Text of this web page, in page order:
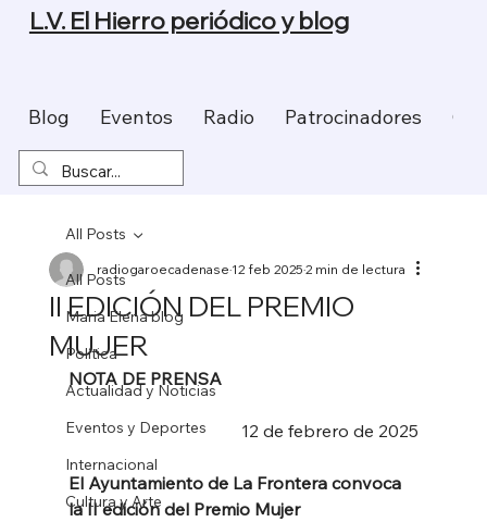
Blog Eventos Radio Patrocinadores
L.V. El Hierro periódico y blog
All Posts
Maria Elena blog
Política
Actualidad y Noticias
Eventos y Deportes
Internacional
Cultura y Arte
All Posts
II EDICIÓN DEL PREMIO
MUJER
radiogaroecadenase12 feb 20252 min de lectura
NOTA DE PRENSA
12 de febrero de 2025
El Ayuntamiento de La Frontera convoca
la II edición del Premio Mujer